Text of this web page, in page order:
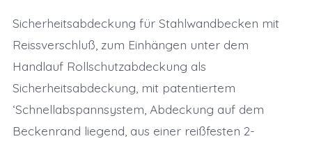
Sicherheitsabdeckung für Stahlwandbecken mit
Reissverschluß, zum Einhängen unter dem
Handlauf Rollschutzabdeckung als
Sicherheitsabdeckung, mit patentiertem
‘Schnellabspannsystem, Abdeckung auf dem
Beckenrand liegend, aus einer reißfesten 2-